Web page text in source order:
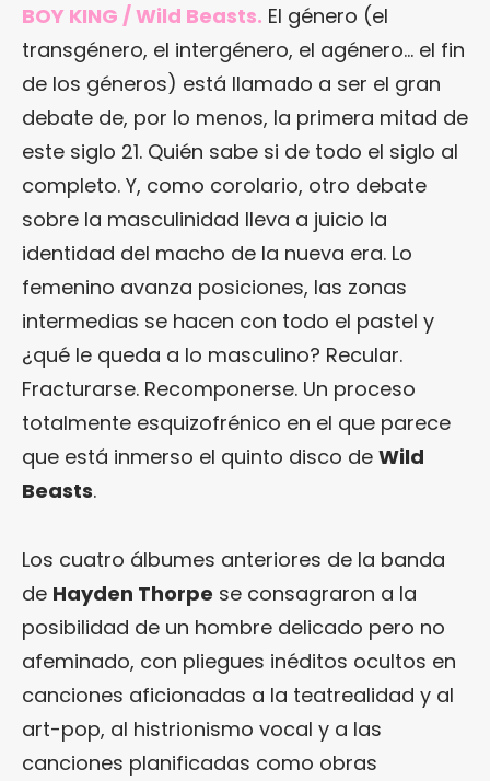
BOY KING / Wild Beasts. El género (el
transgénero, el intergénero, el agénero… el fin
de los géneros) está llamado a ser el gran
debate de, por lo menos, la primera mitad de
este siglo 21. Quién sabe si de todo el siglo al
completo. Y, como corolario, otro debate
sobre la masculinidad lleva a juicio la
identidad del macho de la nueva era. Lo
femenino avanza posiciones, las zonas
intermedias se hacen con todo el pastel y
¿qué le queda a lo masculino? Recular.
Fracturarse. Recomponerse. Un proceso
totalmente esquizofrénico en el que parece
que está inmerso el quinto disco de Wild
Beasts.
Los cuatro álbumes anteriores de la banda
de Hayden Thorpe se consagraron a la
posibilidad de un hombre delicado pero no
afeminado, con pliegues inéditos ocultos en
canciones aficionadas a la teatrealidad y al
art-pop, al histrionismo vocal y a las
canciones planificadas como obras